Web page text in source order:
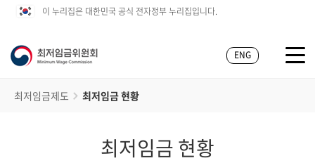
이 누리집은 대한민국 공식 전자정부 누리집입니다.
ENG
최저임금제도 최저임금 현황
최저임금 현황